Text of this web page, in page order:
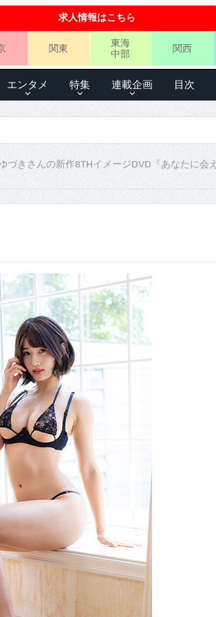
求人情報はこちら
関東
東海
中部
関西
エンタメ 特集 連載企画 目次
きさんの新作8THイメージDVD『あなたに会